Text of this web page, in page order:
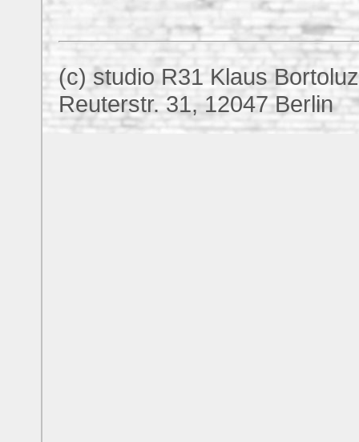
(c) studio R31 Klaus
Reuterstr. 31, 12047 Berlin